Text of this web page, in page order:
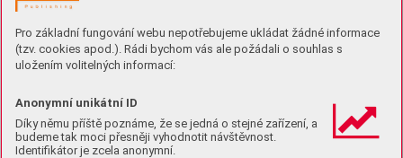
Pro základní fungování webu nepotřebujeme ukládat žádné informace
(tzv. cookies apod.). Rádi bychom vás ale požádali o souhlas s
uložením volitelných informací:
Anonymní unikátní ID
Díky němu příště poznáme, že se jedná o stejné zařízení, a
budeme tak moci přesněji vyhodnotit návštěvnost.
Identifikátor je zcela anonymní.